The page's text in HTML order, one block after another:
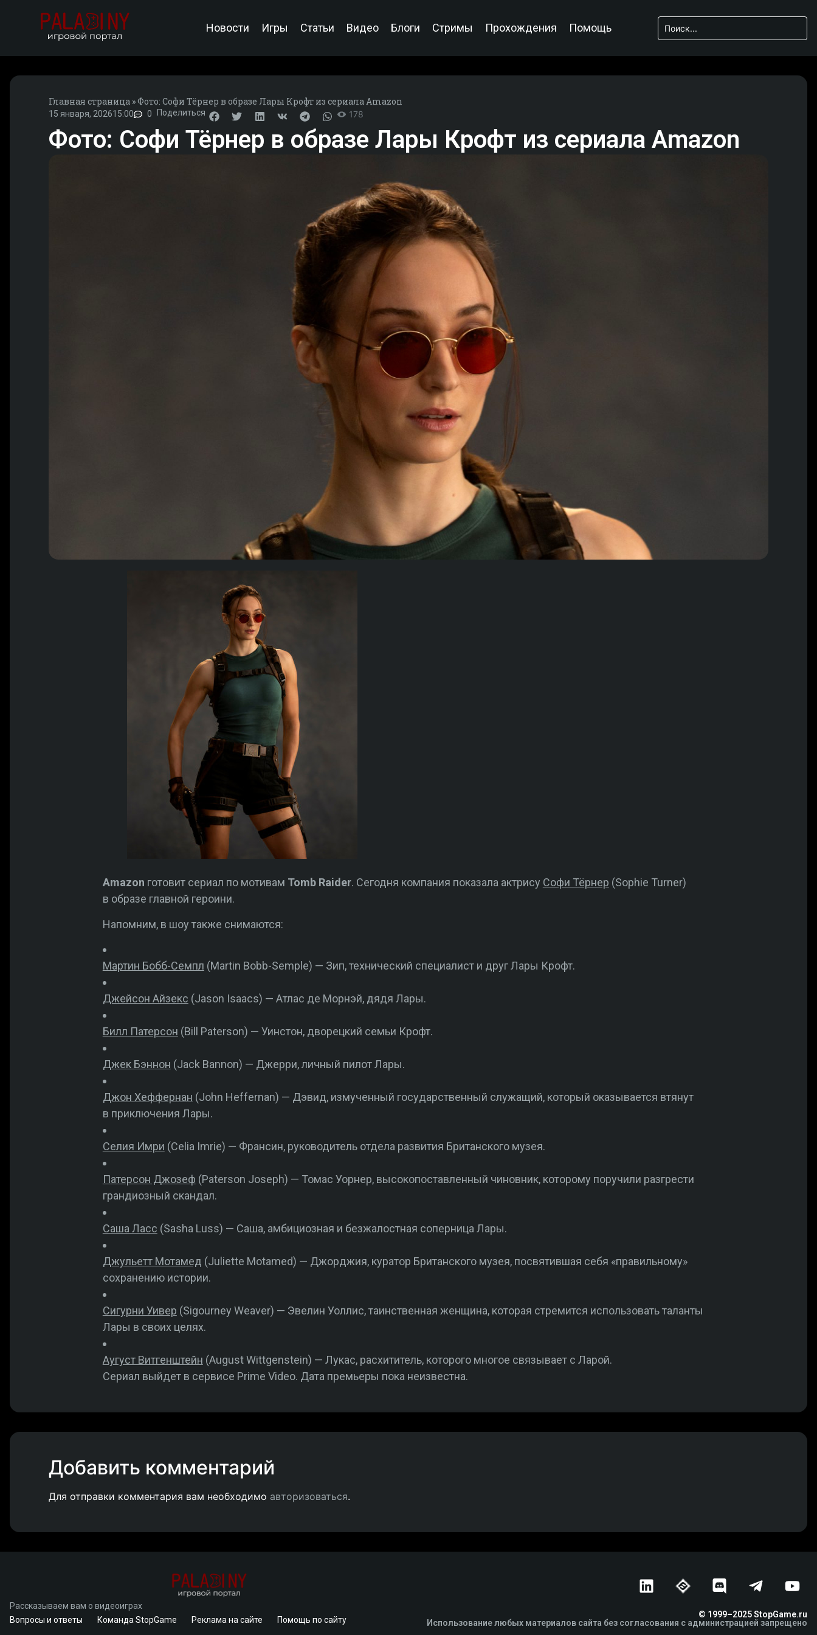
Новости Игры Статьи Видео Блоги Стримы Прохождения Помощь
Главная страница »Фото: Софи Тёрнер в образе Лары Крофт из сериала Amazon
15 января, 202615:00 0 Поделиться 178
Фото: Софи Тёрнер в образе Лары Крофт из сериала Amazon
Amazon готовит сериал по мотивам Tomb Raider. Сегодня компания показала актрису Софи Тёрнер (Sophie Turner)
в образе главной героини.
Напомним, в шоу также снимаются:
Мартин Бобб-Семпл (Martin Bobb-Semple) — Зип, технический специалист и друг Лары Крофт.
Джейсон Айзекс (Jason Isaacs) — Атлас де Морнэй, дядя Лары.
Билл Патерсон (Bill Paterson) — Уинстон, дворецкий семьи Крофт.
Джек Бэннон (Jack Bannon) — Джерри, личный пилот Лары.
Джон Хеффернан (John Heffernan) — Дэвид, измученный государственный служащий, который оказывается втянут
в приключения Лары.
Селия Имри (Celia Imrie) — Франсин, руководитель отдела развития Британского музея.
Патерсон Джозеф (Paterson Joseph) — Томас Уорнер, высокопоставленный чиновник, которому поручили разгрести
грандиозный скандал.
Саша Ласс (Sasha Luss) — Саша, амбициозная и безжалостная соперница Лары.
Джульетт Мотамед (Juliette Motamed) — Джорджия, куратор Британского музея, посвятившая себя «правильному»
сохранению истории.
Сигурни Уивер (Sigourney Weaver) — Эвелин Уоллис, таинственная женщина, которая стремится использовать таланты
Лары в своих целях.
Аугуст Витгенштейн (August Wittgenstein) — Лукас, расхититель, которого многое связывает с Ларой.
Сериал выйдет в сервисе Prime Video. Дата премьеры пока неизвестна.
Добавить комментарий
Для отправки комментария вам необходимо авторизоваться.
Рассказываем вам о видеоиграх
Вопросы и ответы
Команда StopGame Реклама на сайте
Помощь по сайту
© 1999–2025 StopGame.ru
Использование любых материалов сайта без согласования с администрацией запрещено